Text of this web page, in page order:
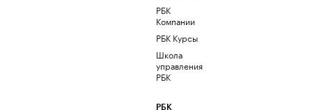
РБК
Компании
РБК Курсы
Школа
управления
РБК
РБК